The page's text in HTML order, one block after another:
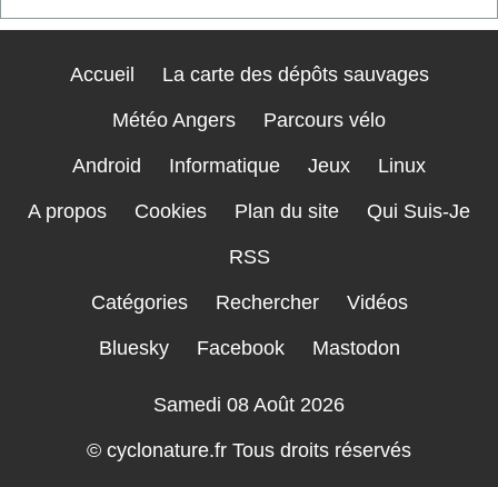
Accueil La carte des dépôts sauvages
Météo Angers Parcours vélo
Android Informatique Jeux Linux
A propos Cookies Plan du site Qui Suis-Je
RSS
Catégories Rechercher Vidéos
Bluesky Facebook Mastodon
Samedi 08 Août 2026
© cyclonature.fr Tous droits réservés